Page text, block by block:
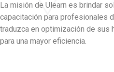
La misión de Ulearn es brindar
capacitación para profesionales
traduzca en optimización de sus
para una mayor eficiencia.